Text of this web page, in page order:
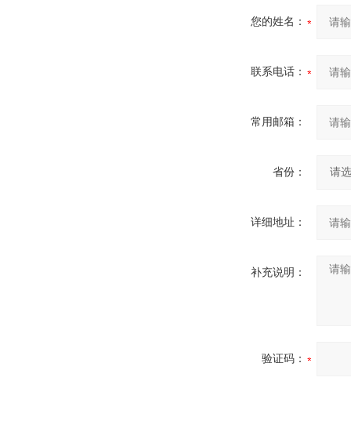
您的姓名：
联系电话：
常用邮箱：
省份：
详细地址：
补充说明：
验证码：